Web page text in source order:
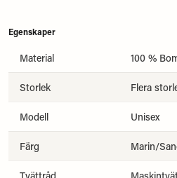
Egenskaper
Material 100 %
Storlek Flera
Modell Unisex
Färg Marin/